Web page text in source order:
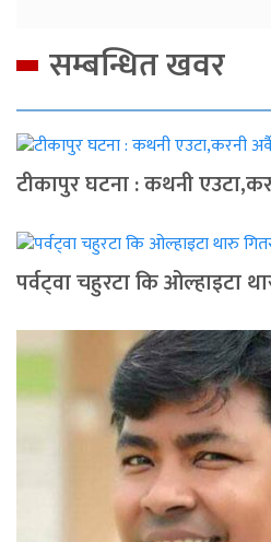
सम्बन्धित खवर
टीकापुर घटना : कथनी
पर्वट्‍वा चहुरटा कि ओल्हाइटा